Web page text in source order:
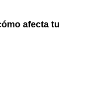
afecta tu